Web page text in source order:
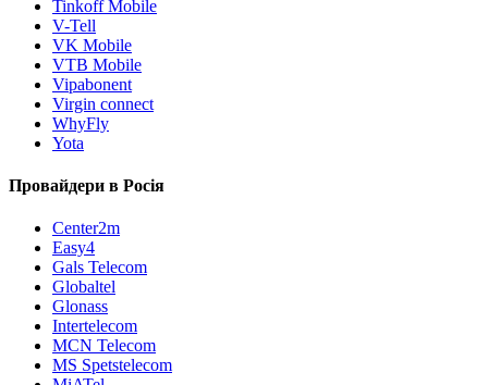
Tinkoff Mobile
V-Tell
VK Mobile
VTB Mobile
Vipabonent
Virgin connect
WhyFly
Yota
Провайдери в Росія
Center2m
Easy4
Gals Telecom
Globaltel
Glonass
Intertelecom
MCN Telecom
MS Spetstelecom